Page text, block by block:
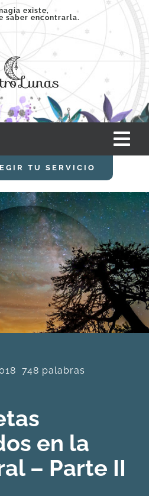
existe,
saber encontrarla.
TU SERVICIO
748 palabras
en la
– Parte II